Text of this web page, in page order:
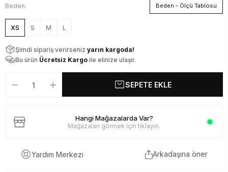
Beden: Beden - Ölçü Tablosu
XS S M L
Şimdi sipariş verirseniz yarın kargoda!
Bu ürün Ücretsiz Kargo ile elinize ulaşır.
SEPETE EKLE
Hangi Mağazalarda Var?
Mağazaları görmek için tıklayın.
Yardım Merkezi Arkadaşına öner